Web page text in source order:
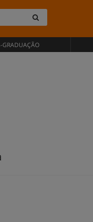
GRADUAÇÃO